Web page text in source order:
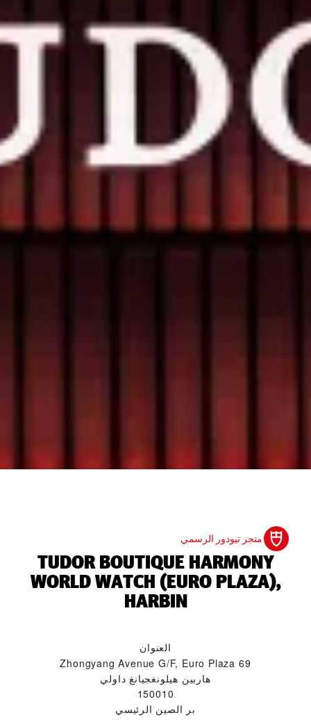
متجر تيودور الرسمي
‭TUDOR BOUTIQUE HARMONY
WORLD WATCH (EURO PLAZA),
HARBIN‬
العنوان
69 Zhongyang Avenue G/F, Euro Plaza
هاربين هيلونغجيانغ داولي
150010
بر الصين الرئيسي